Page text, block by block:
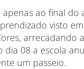
ao final do
visto
arrecadando
08 a escola
um passeio.